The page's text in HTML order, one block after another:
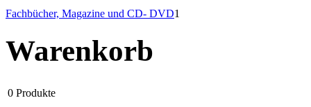
Fachbücher, Magazine und CD- DVD1
Warenkorb
0 Produkte